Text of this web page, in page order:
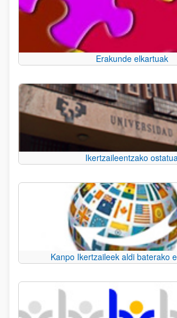
Erakunde elkartuak
Ikertzaileentzako ostatua
Kanpo Ikertzaileek aldi baterako